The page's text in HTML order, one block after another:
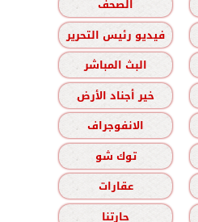
الصحف
فيديو رئيس التحرير
البث المباشر
خير أجناد الأرض
الانفوجراف
توك شو
عقارات
حارتنا